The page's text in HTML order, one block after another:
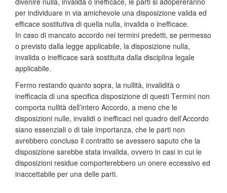
per individuare in via amichevole una disposizione valida ed
efficace sostitutiva di quella nulla, invalida o inefficace.
In caso di mancato accordo nei termini predetti, se permesso
o previsto dalla legge applicabile, la disposizione nulla,
invalida o inefficace sarà sostituita dalla disciplina legale
applicabile.
Fermo restando quanto sopra, la nullità, invalidità o
inefficacia di una specifica disposizione di questi Termini non
comporta nullità dell’intero Accordo, a meno che le
disposizioni nulle, invalidi o inefficaci nel quadro dell’Accordo
siano essenziali o di tale importanza, che le parti non
avrebbero concluso il contratto se avessero saputo che la
disposizione sarebbe stata invalida, ovvero in casi in cui le
disposizioni residue comporterebbero un onere eccessivo ed
inaccettabile per una delle parti.